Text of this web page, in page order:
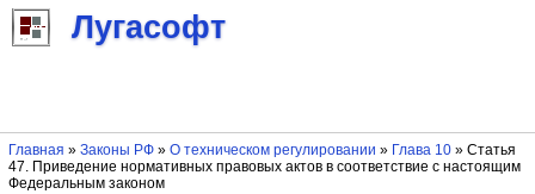
Лугасофт
Главная » Законы РФ» О техническом регулировании » Глава 10» Статья
47. Приведение нормативных правовых актов в соответствие с настоящим
Федеральным законом